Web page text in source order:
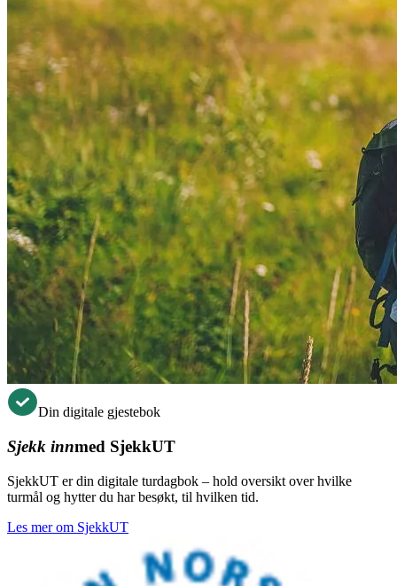
Din digitale gjestebok
Sjekk innmed SjekkUT
SjekkUT er din digitale turdagbok – hold oversikt over hvilke
turmål og hytter du har besøkt, til hvilken tid.
Les mer om SjekkUT